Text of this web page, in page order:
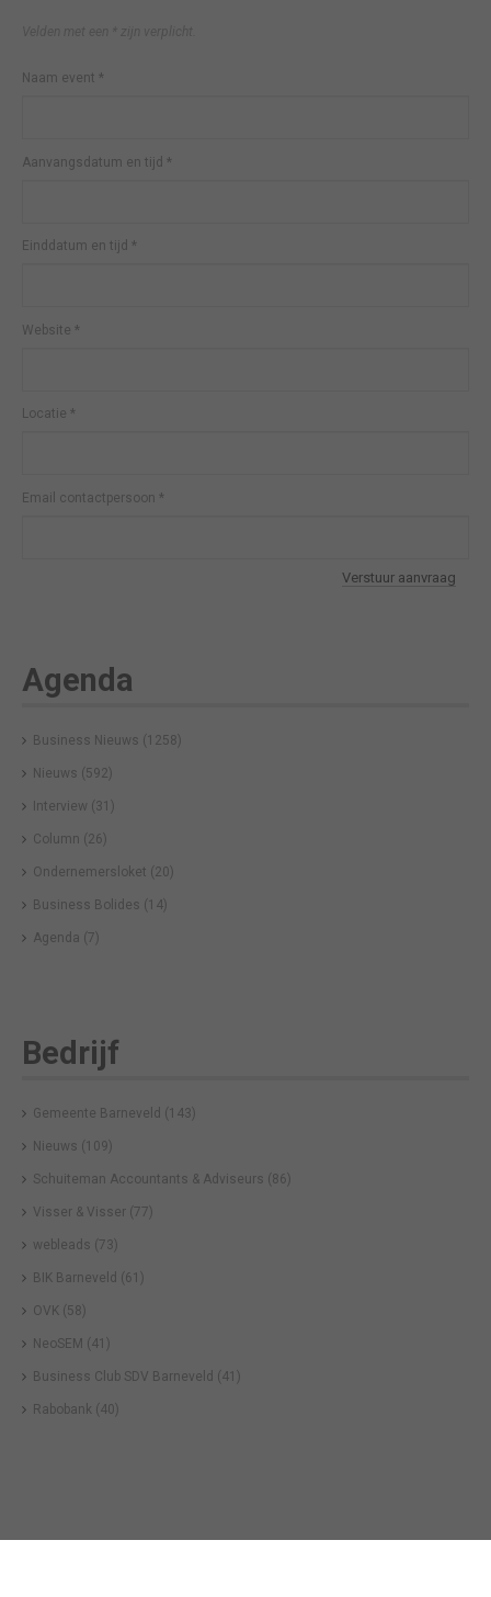
Naam event *
Aanvangsdatum en tijd *
Einddatum en tijd *
Website *
Locatie *
Email contactpersoon *
Verstuur aanvraag
Agenda
Business Nieuws (1258)
Nieuws (592)
Interview (31)
Column (26)
Ondernemersloket (20)
Business Bolides (14)
Agenda (7)
Bedrijf
Gemeente Barneveld (143)
Nieuws (109)
Schuiteman Accountants & Adviseurs (86)
Visser & Visser (77)
webleads (73)
BIK Barneveld (61)
OVK (58)
NeoSEM (41)
Business Club SDV Barneveld (41)
Rabobank (40)